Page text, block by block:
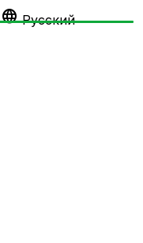
languageРусский